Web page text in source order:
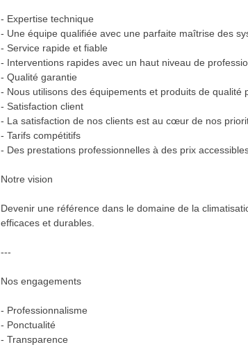
- Expertise technique
- Une équipe qualifiée avec une parfaite maîtrise des
- Service rapide et fiable
- Interventions rapides avec un haut niveau de
- Qualité garantie
- Nous utilisons des équipements et produits de qualité
- Satisfaction client
- La satisfaction de nos clients est au cœur de nos
- Tarifs compétitifs
- Des prestations professionnelles à des prix
Notre vision
Devenir une référence dans le domaine de la
efficaces et durables.
---
Nos engagements
- Professionnalisme
- Ponctualité
- Transparence